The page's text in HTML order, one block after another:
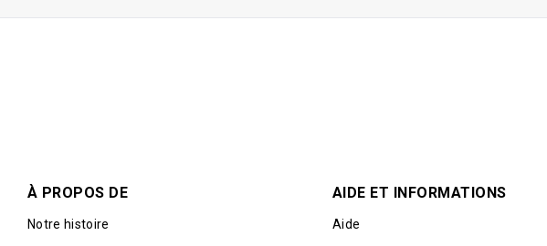
À PROPOS DE
Notre histoire
AIDE ET INFORMATIONS
Aide